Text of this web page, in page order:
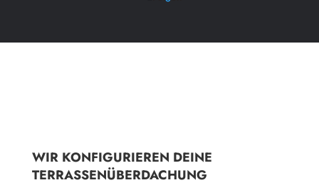
WIR KONFIGURIEREN DEINE
TERRASSENÜBERDACHUNG